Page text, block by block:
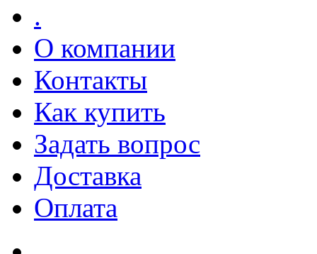
.
О компании
Контакты
Как купить
Задать вопрос
Доставка
Оплата